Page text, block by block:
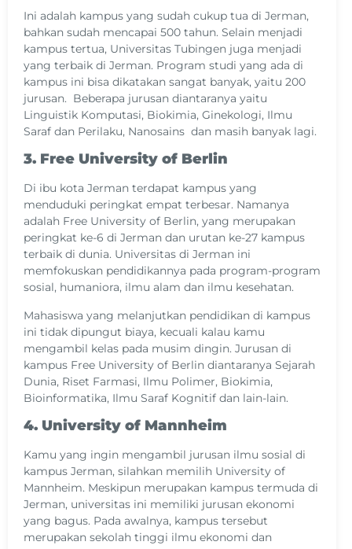
Ini adalah kampus yang sudah cukup tua di Jerman,
bahkan sudah mencapai 500 tahun. Selain menjadi
kampus tertua, Universitas Tubingen juga menjadi
yang terbaik di Jerman. Program studi yang ada di
kampus ini bisa dikatakan sangat banyak, yaitu 200
jurusan. Beberapa jurusan diantaranya yaitu
Linguistik Komputasi, Biokimia, Ginekologi, Ilmu
Saraf dan Perilaku, Nanosains dan masih banyak lagi.
3. Free University of Berlin
Di ibu kota Jerman terdapat kampus yang
menduduki peringkat empat terbesar. Namanya
adalah Free University of Berlin, yang merupakan
peringkat ke-6 di Jerman dan urutan ke-27 kampus
terbaik di dunia. Universitas di Jerman ini
memfokuskan pendidikannya pada program-program
sosial, humaniora, ilmu alam dan ilmu kesehatan.
Mahasiswa yang melanjutkan pendidikan di kampus
ini tidak dipungut biaya, kecuali kalau kamu
mengambil kelas pada musim dingin. Jurusan di
kampus Free University of Berlin diantaranya Sejarah
Dunia, Riset Farmasi, Ilmu Polimer, Biokimia,
Bioinformatika, Ilmu Saraf Kognitif dan lain-lain.
4. University of Mannheim
Kamu yang ingin mengambil jurusan ilmu sosial di
kampus Jerman, silahkan memilih University of
Mannheim. Meskipun merupakan kampus termuda di
Jerman, universitas ini memiliki jurusan ekonomi
yang bagus. Pada awalnya, kampus tersebut
merupakan sekolah tinggi ilmu ekonomi dan